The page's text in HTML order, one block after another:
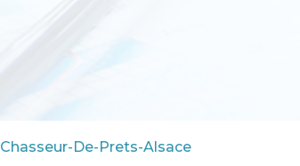
Chasseur-De-Prets-Alsace